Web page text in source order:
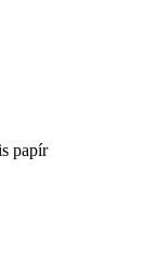
papír